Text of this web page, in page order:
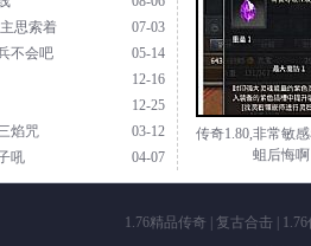
07-03
思索着
05-14
不会吧
12-16
12-25
03-12
焰咒
04-07
吼
传奇1.80,非常敏
蛆后悔啊
1.76精品传奇 复古合击|